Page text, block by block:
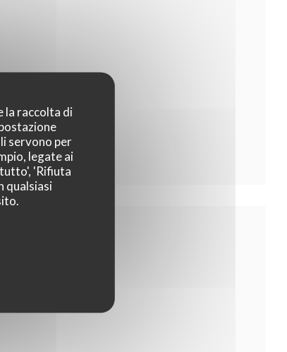
la raccolta di
servono per
legate ai
'Rifiuta
qualsiasi